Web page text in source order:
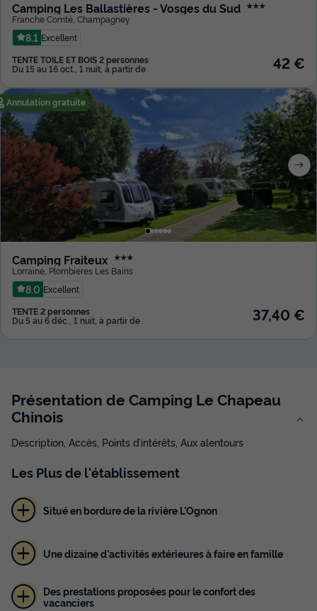
Camping Les Ballastières - Vosges du Sud ★★★
Franche Comté Champagney
8.1 Excellent
TENTE TOILE ET BOIS 2 personnes
Du 15 au 16 oct., 1 nuit, à partir de 42 €
Annulation gratuite
Camping Fraiteux ★★★
Lorraine Plombieres Les Bains
8.0 Excellent
TENTE 2 personnes
Du 5 au 6 déc., 1 nuit, à partir de 37,40 €
Présentation de Camping Le Chapeau
Chinois
Description, Accès, Points d’intérêts, Aux alentours
Les Plusde l'établissement
Situé en bordure de la rivière L'Ognon
Une dizaine d'activités extérieures à faire en famille
Des prestations proposées pour le confort des
vacanciers